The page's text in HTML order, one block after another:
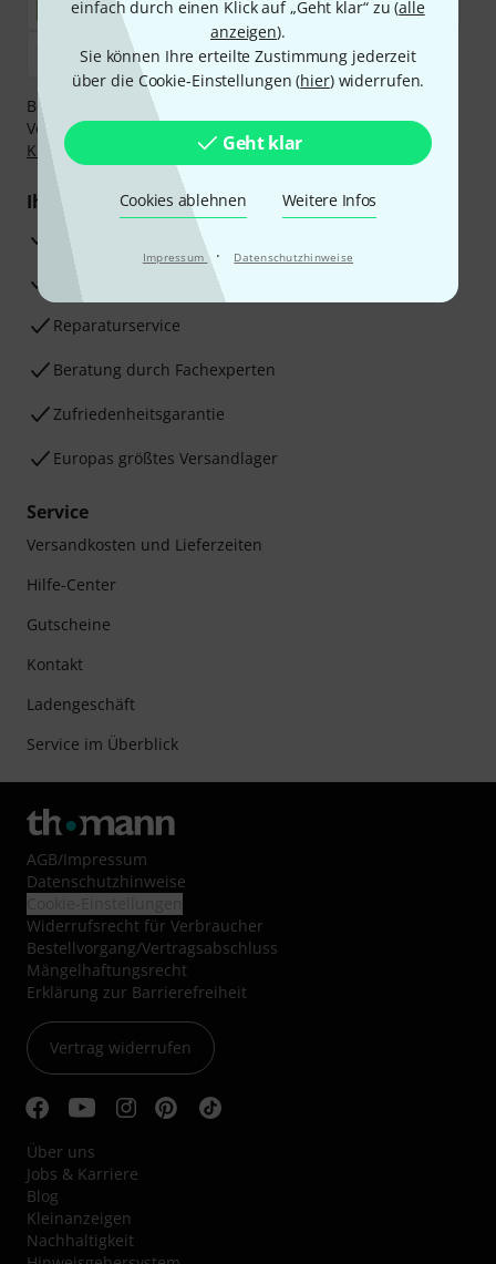
einfach durch einen Klick auf „Geht klar“ zu (alle
anzeigen).
Sie können Ihre erteilte Zustimmung jederzeit
über die Cookie-Einstellungen (hier) widerrufen.
Geht klar
Cookies ablehnen Weitere Infos
Impressum · Datenschutzhinweise
Bezahlen Sie vertraulich und sicher per Nachnahme,
Vorkasse, PayPal, Amazon Pay,Klarna Sofort bezahlen,
Klarna Ratenzahlung
oder Kreditkarte.
Ihre Vorteile
3 Jahre Thomann Garantie
30 Tage Money-Back-Garantie
Reparaturservice
Beratung durch Fachexperten
Zufriedenheitsgarantie
Europas größtes Versandlager
Service
Versandkosten und Lieferzeiten
Hilfe-Center
Gutscheine
Kontakt
Ladengeschäft
Service im Überblick
AGB/Impressum
Datenschutzhinweise
Widerrufsrecht für Verbraucher
Bestellvorgang/Vertragsabschluss
Mängelhaftungsrecht
Erklärung zur Barrierefreiheit
Vertrag widerrufen
Über uns
Jobs & Karriere
Blog
Kleinanzeigen
Nachhaltigkeit